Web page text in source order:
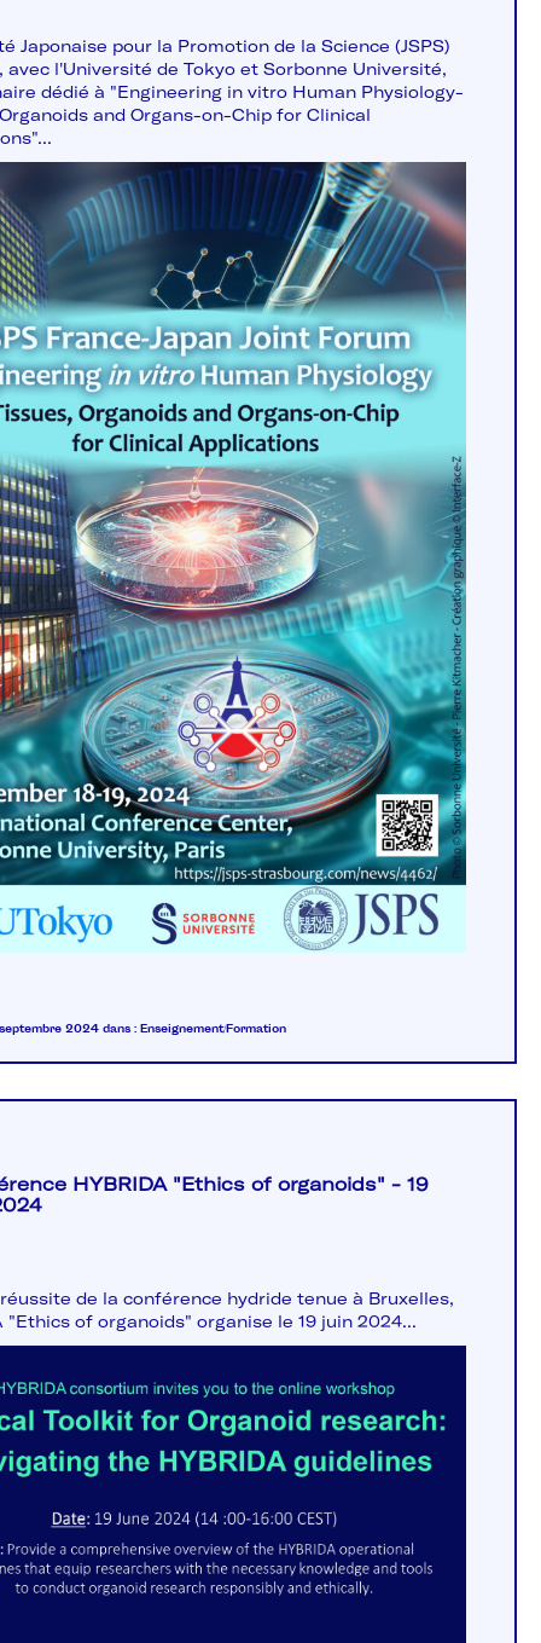
Japonaise pour la Promotion de la Science (JSPS)
avec l'Université de Tokyo et Sorbonne Université,
dédié à "Engineering in vitro Human Physiology-
and Organs-on-Chip for Clinical
2024 dans : Enseignement/Formation
HYBRIDA "Ethics of organoids" - 19
de la conférence hydride tenue à Bruxelles,
"Ethics of organoids" organise le 19 juin 2024...